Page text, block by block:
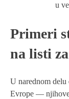
u
Primeri
na listi
U narednom delu
Evrope — njihove